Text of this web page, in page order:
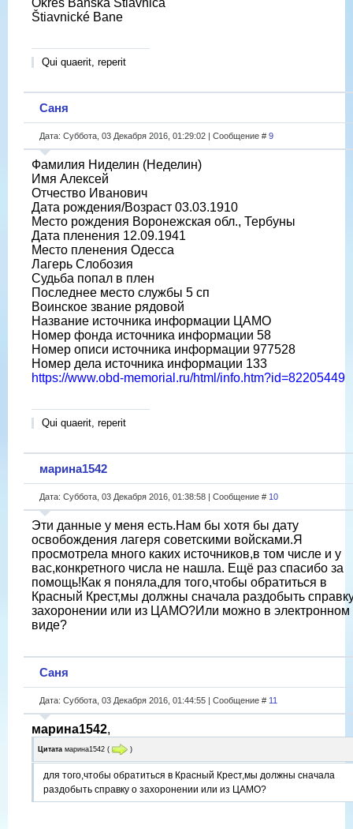
Okres Banská Štiavnica
Štiavnické Bane
Qui quaerit, reperit
Саня
Дата: Суббота, 03 Декабря 2016, 01:29:02 | Сообщение # 9
Фамилия Ниделин (Неделин)
Имя Алексей
Отчество Иванович
Дата рождения/Возраст 03.03.1910
Место рождения Воронежская обл., Тербуны
Дата пленения 12.09.1941
Место пленения Одесса
Лагерь Слобозия
Судьба попал в плен
Последнее место службы 5 сп
Воинское звание рядовой
Название источника информации ЦАМО
Номер фонда источника информации 58
Номер описи источника информации 977528
Номер дела источника информации 133
https://www.obd-memorial.ru/html/info.htm?id=82205449
Qui quaerit, reperit
марина1542
Дата: Суббота, 03 Декабря 2016, 01:38:58 | Сообщение # 10
Эти данные у меня есть.Нам бы хотя бы дату
освобождения лагеря советскими войсками.Я
просмотрела много каких источников,в том числе и у
вас,конкретного числа не нашла. Ещё раз спасибо за
помощь!Как я поняла,для того,чтобы обратиться в
Красный Крест,мы должны сначала раздобыть
захоронении или из ЦАМО?Или можно в электронном
виде?
Саня
Дата: Суббота, 03 Декабря 2016, 01:44:55 | Сообщение # 11
марина1542,
Цитата марина1542 ( )
для того,чтобы обратиться в Красный Крест,мы должны сначала
раздобыть справку о захоронении или из ЦАМО?